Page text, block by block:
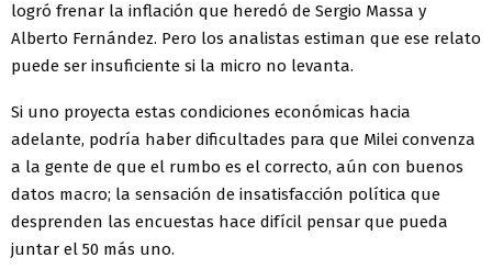
logró frenar la inflación que heredó de Sergio Massa y
Alberto Fernández. Pero los analistas estiman que ese relato
puede ser insuficiente si la micro no levanta.
Si uno proyecta estas condiciones económicas hacia
adelante, podría haber dificultades para que Milei convenza
a la gente de que el rumbo es el correcto, aún con buenos
datos macro; la sensación de insatisfacción política que
desprenden las encuestas hace difícil pensar que pueda
juntar el 50 más uno.